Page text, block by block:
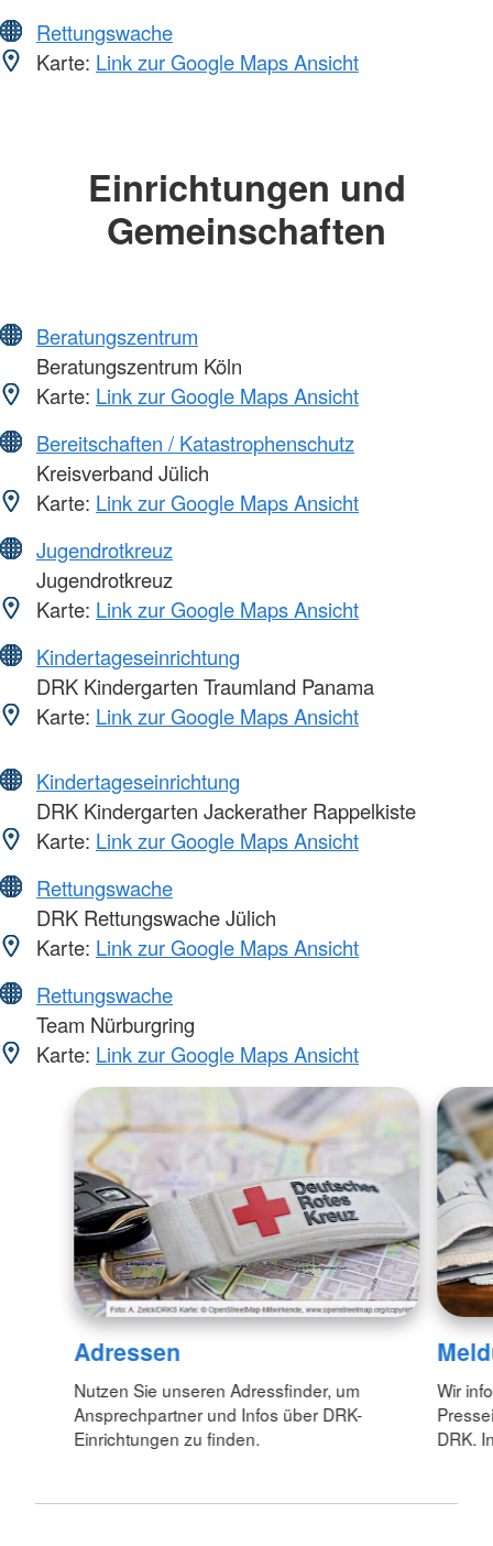
Rettungswache
Karte: Link zur Google Maps Ansicht
Einrichtungen und
Gemeinschaften
Beratungszentrum
Beratungszentrum Köln
Karte: Link zur Google Maps Ansicht
Bereitschaften / Katastrophenschutz
Kreisverband Jülich
Karte: Link zur Google Maps Ansicht
Jugendrotkreuz
Jugendrotkreuz
Karte: Link zur Google Maps Ansicht
Kindertageseinrichtung
DRK Kindergarten Traumland Panama
Karte: Link zur Google Maps Ansicht
Kindertageseinrichtung
DRK Kindergarten Jackerather Rappelkiste
Karte: Link zur Google Maps Ansicht
Rettungswache
DRK Rettungswache Jülich
Karte: Link zur Google Maps Ansicht
Rettungswache
Team Nürburgring
Karte: Link zur Google Maps Ansicht
Adressen
Nutzen Sie unseren Adressfinder, um
Ansprechpartner und Infos über DRK-
Einrichtungen zu finden.
Wir
DRK.